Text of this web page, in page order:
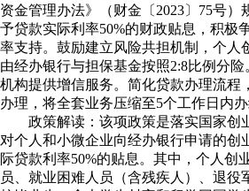
资金管理办法》（财金〔2023〕75号
予贷款实际利率50%的财政贴息，积极
率支持。鼓励建立风险共担机制，个人
由经办银行与担保基金按照2:8比例分
机构提供增信服务。简化贷款办理流程
办理，将全套业务压缩至5个工作日内办
政策解读：该项政策是落实国家创
对个人和小微企业向经办银行申请的创
际贷款利率50%的贴息。其中，个人创
员、就业困难人员（含残疾人）、退役